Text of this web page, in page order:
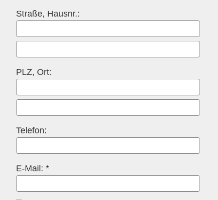
Straße, Hausnr.:
PLZ, Ort:
Telefon:
E-Mail: *